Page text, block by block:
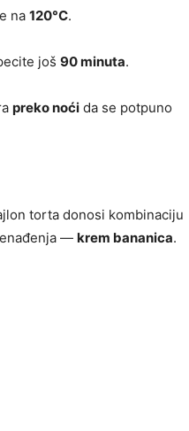
na 120°C.
još 90 minuta.
preko noći da se potpuno
torta donosi kombinaciju
— krem bananica.